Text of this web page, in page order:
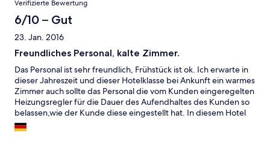
Verifizierte Bewertung
6/10 – Gut
23. Jan. 2016
Freundliches Personal, kalte Zimmer.
Das Personal ist sehr freundlich, Frühstück ist ok. Ich erwarte in
dieser Jahreszeit und dieser Hotelklasse bei Ankunft ein warmes
Zimmer auch sollte das Personal die vom Kunden eingeregelten
Heizungsregler für die Dauer des Aufendhaltes des Kunden so
belassen,wie der Kunde diese eingestellt hat. In diesem Hotel
wurden die Heizungsregler jedoch immer auf Minimum
zurückgedreht.